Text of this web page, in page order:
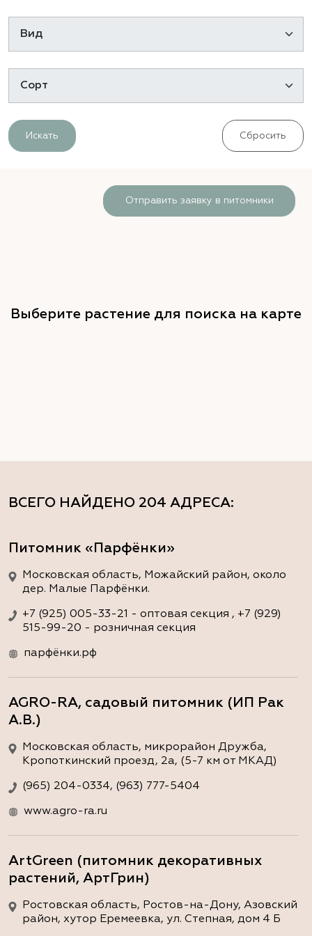
Искать Сбросить
ВСЕГО НАЙДЕНО 204 АДРЕСА:
Питомник «Парфёнки»
Московская область, Можайский район, около
дер. Малые Парфёнки.
+7 (925) 005-33-21 - оптовая секция , +7 (929)
515-99-20 - розничная секция
парфёнки.рф
AGRO-RA, садовый питомник (ИП Рак
А.В.)
Московская область, микрорайон Дружба,
Кропоткинский проезд, 2а, (5-7 км от МКАД)
(965) 204-0334, (963) 777-5404
www.agro-ra.ru
ArtGreen (питомник декоративных
растений, АртГрин)
Ростовская область, Ростов-на-Дону, Азовский
район, хутор Еремеевка, ул. Степная, дом 4 Б
Отправить заявку в питомники
Выберите растение для поиска на карте